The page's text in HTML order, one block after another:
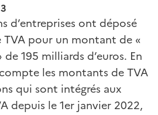
d’entreprises ont déposé
pour un montant de «
195 milliards d’euros. En
les montants de TVA
qui sont intégrés aux
depuis le 1er janvier 2022,